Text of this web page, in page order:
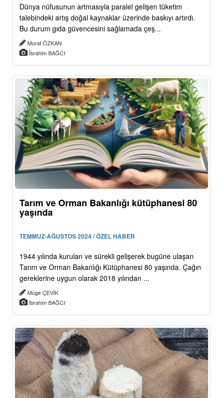
Dünya nüfusunun artmasıyla paralel gelişen tüketim
talebindeki artış doğal kaynaklar üzerinde baskıyı artırdı.
Bu durum gıda güvencesini sağlamada çeş...
Murat ÖZKAN
İbrahim BAĞCI
Tarım ve Orman Bakanlığı kütüphanesi 80
yaşında
TEMMUZ-AĞUSTOS 2024 / ÖZEL HABER
1944 yılında kurulan ve sürekli gelişerek bugüne ulaşan
Tarım ve Orman Bakanlığı Kütüphanesi 80 yaşında. Çağın
gereklerine uygun olarak 2018 yılından ...
Müge ÇEVİK
İbrahim BAĞCI